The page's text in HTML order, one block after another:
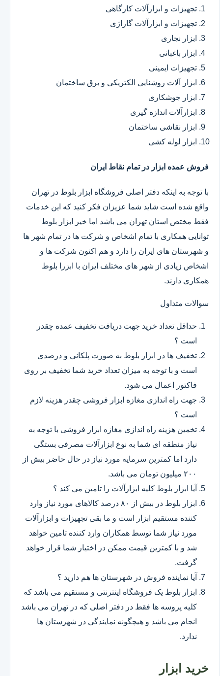
تجهیزات و ابزارآلات کارگاهی
تجهیزات و ابزارآلات گاراژی
ابزار نجاری
ابزار باغبانی
تجهیزات ایمینی
ابزار آلات روشنایی الکتریکی و برق ساختمان
ابزار جوشکاری
ابزارآلات اندازه گیری
ابزار نقاشی ساختمان
ابزار لوله کشی
فروش عمده ابزار در تمام نقاط ایران
با توجه به اینکه دفتر اصلی فروشگاه ابزار بلوط در تهران
واقع شده است شاید شما عزیزان فکر کنید که این خدمات
فقط مختص استان تهران می باشد اما خیر ابزار بلوط
توانایی همکاری با تمام اشخاص و شرکت ها در تمام شهر ها
و شهرستان های ایران را دارد و هم اکنون شرکت ها و
اشخاص زیادی از شهر های مختلف ایران با ابزرا بلوط
همکاری دارند.
سوالات متداول
حداقل تعداد خرید جهت دریافت تخفیف عمده چقدر
است ؟
تخفیف ها در ابزار بلوط به صورت پلکانی و درصدی
است و با توجه به میزان تعداد خرید شما تخفیف بر روی
فاکتور اعمال می شود.
جهت راه اندازی مغازه ابزار فروشی چقدر هزینه لازم
است ؟
تخمین هزینه راه اندازی مغازه ابزار فروشی با توجه به
نیاز منطقه ای شما به نوع ابزارآلات مصرفی بستگی
دارد اما کمترین سرمایه مورد نیاز در حال حاضر بیش از
۲۰۰ میلیون تومان می باشد.
آیا ابزار بلوط کلیه ابزارآلات را تامین می کند ؟
ابزار بلوط در بیش از ۸۰ درصد کالاهای مورد نیاز وارد
کننده مستقیم ابزار است و ما بقی تجهیزات و ابزارآلات
مورد نیاز شما توسط همکاران وارد کننده تامین خواهد
شد و با کمترین قیمت ممکن در اختیار شما قرار خواهد
گرفت.
آیا نماینده فروش در شهرستان ها هم دارید ؟
ابزار بلوط یک فروشگاه اینترنتی و مستقیم می باشد که
کلیه پروسه ها فقط در دفتر اصلی که در تهران می باشد
انجام می باشد و هیچگونه نمایندگی در شهرستان ها
ندارد.
خرید ابزار